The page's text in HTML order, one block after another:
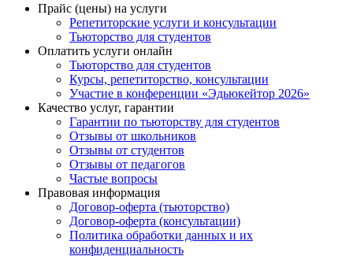
Прайс (цены) на услуги
Репетиторские услуги и консультации
Тьюторство для студентов
Оплатить услуги онлайн
Тьюторство для студентов
Курсы, репетиторство, консультации
Участие в конференции «Эдьюкейтор 2026»
Качество услуг, гарантии
Гарантии по тьюторству для студентов
Отзывы от школьников
Отзывы от студентов
Отзывы от педагогов
Частые вопросы
Правовая информация
Договор-оферта (тьюторство)
Договор-оферта (консультации)
Политика обработки данных и их
конфиденциальность